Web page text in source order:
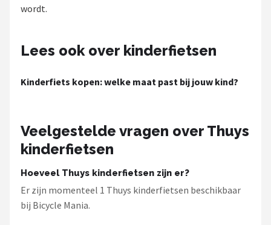
POPULAIRE MERKEN
Volare
ABUS
New Looxs
BBB Cycling
Schwalbe
wordt.
Lees ook over kinderfietsen
Kinderfiets kopen: welke maat past bij jouw kind?
Veelgestelde vragen over Thuys
kinderfietsen
Hoeveel Thuys kinderfietsen zijn er?
Er zijn momenteel 1 Thuys kinderfietsen beschikbaar
bij Bicycle Mania.